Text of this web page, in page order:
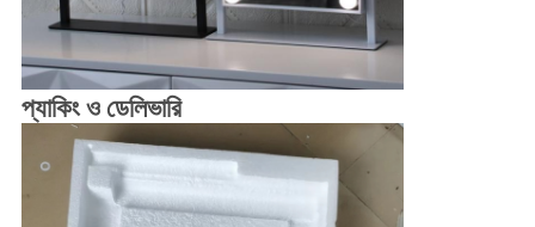
প্যাকিং ও ডেলিভারি